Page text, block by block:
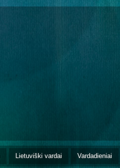
Lietuviški vardai Vardadieniai